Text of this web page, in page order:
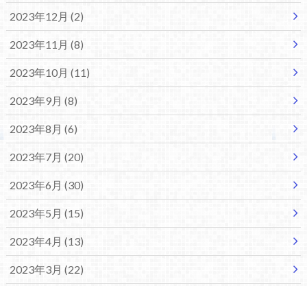
2023年12月 (2)
2023年11月 (8)
2023年10月 (11)
2023年9月 (8)
2023年8月 (6)
2023年7月 (20)
2023年6月 (30)
2023年5月 (15)
2023年4月 (13)
2023年3月 (22)